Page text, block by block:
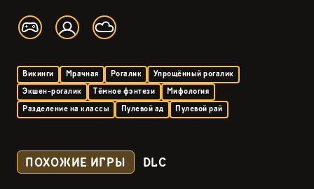
Викинги Мрачная Рогалик
Упрощённый рогалик
Экшен-рогалик
Тёмное фэнтези
Мифология
Разделение на классы
Пулевой ад Пулевой рай
ПОХОЖИЕ ИГРЫ DLC